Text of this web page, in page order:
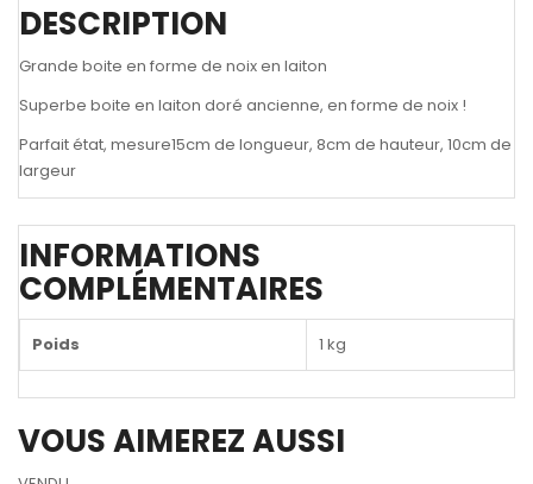
DESCRIPTION
Grande boite en forme de noix en laiton
Superbe boite en laiton doré ancienne, en forme de noix !
Parfait état, mesure15cm de longueur, 8cm de hauteur, 10cm de
largeur
INFORMATIONS
COMPLÉMENTAIRES
Poids 1 kg
VOUS AIMEREZ AUSSI